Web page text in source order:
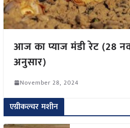
आज का प्याज मंडी रेट (28
अनुसार)
November 28, 2024
एग्रीकल्चर मशीन